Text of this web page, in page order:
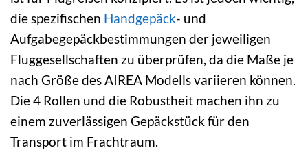
die spezifischen Handgepäck- und
Aufgabegepäckbestimmungen der jeweiligen
Fluggesellschaften zu überprüfen, da die Maße je
nach Größe des AIREA Modells variieren können.
Die 4 Rollen und die Robustheit machen ihn zu
einem zuverlässigen Gepäckstück für den
Transport im Frachtraum.